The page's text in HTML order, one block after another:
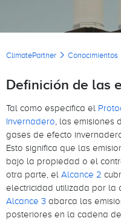
Sobrescribir
ClimatePartner Conocimientos
Definición de las
Tal como especifica el
Invernadero, las emisiones
gases de efecto
Esto significa que las
bajo la propiedad o el
otra parte, elAlcance 2
electricidad utilizada por la
Alcance 3abarca las
posteriores en la cadena